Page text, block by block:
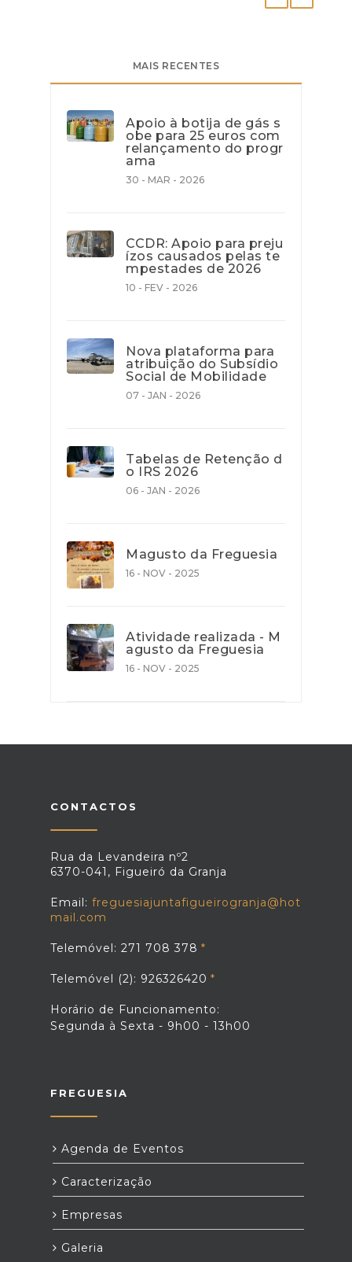
MAIS RECENTES
Apoio à botija de gás s
obe para 25 euros com
relançamento do progr
ama
30 - MAR - 2026
CCDR: Apoio para preju
ízos causados pelas te
mpestades de 2026
10 - FEV - 2026
Nova plataforma para
atribuição do Subsídio
Social de Mobilidade
07 - JAN - 2026
Tabelas de Retenção d
o IRS 2026
06 - JAN - 2026
Magusto da Freguesia
16 - NOV - 2025
Atividade realizada - M
agusto da Freguesia
16 - NOV - 2025
CONTACTOS
Rua da Levandeira nº2
6370-041, Figueiró da Granja
Email: freguesiajuntafigueirogranja@hot
mail.com
Telemóvel: 271 708 378
Telemóvel (2): 926326420
Horário de Funcionamento:
Segunda à Sexta - 9h00 - 13h00
FREGUESIA
Agenda de Eventos
Caracterização
Empresas
Galeria